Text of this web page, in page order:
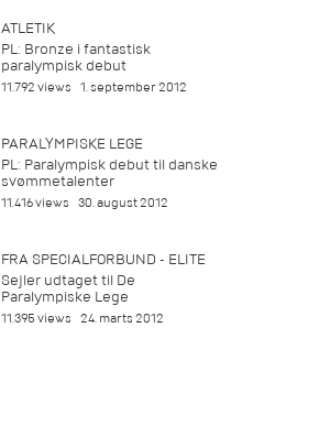
ATLETIK
PL: Bronze i fantastisk
paralympisk debut
11.792 views 1. september 2012
PARALYMPISKE LEGE
PL: Paralympisk debut til danske
svømmetalenter
11.416 views 30. august 2012
FRA SPECIALFORBUND - ELITE
Sejler udtaget til De
Paralympiske Lege
11.395 views 24. marts 2012